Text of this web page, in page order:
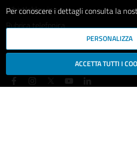
Whistleblowing
Rubrica telefonica
SEGUICI SU
Per conoscere i dettagli consulta la
PERSONALIZZA
ACCETTA TUTTI I